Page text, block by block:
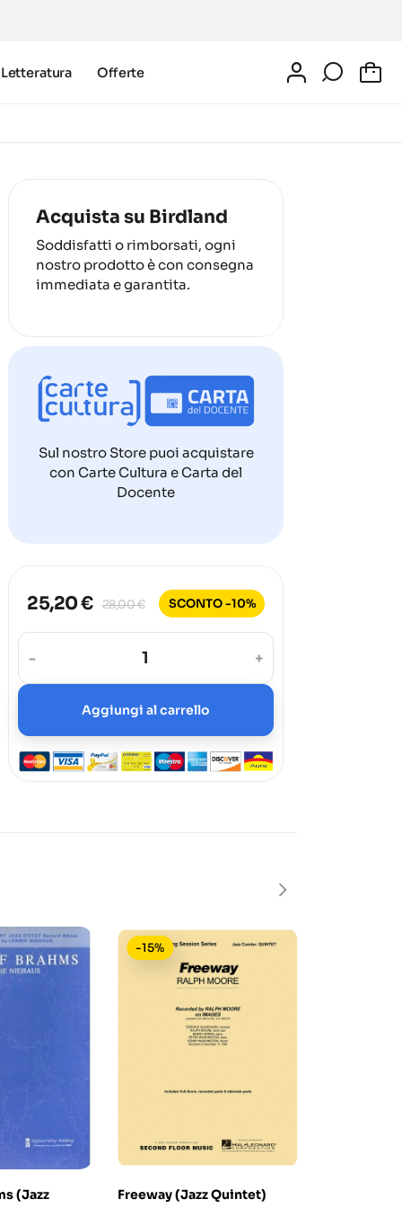
Letteratura Offerte
Acquista su Birdland
Soddisfatti o rimborsati, ogni
nostro prodotto è con consegna
immediata e garantita.
Sul nostro Store puoi acquistare
con Carte Cultura e Carta del
Docente
25,20 € 28,00 € SCONTO -10%
- +
Aggiungi al carrello
(Jazz
Freeway (Jazz Quintet)
-15%